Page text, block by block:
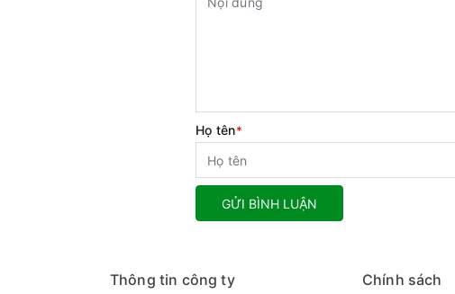
Họ tên*
GỬI BÌNH LUẬN
Thông tin công ty Chính sách